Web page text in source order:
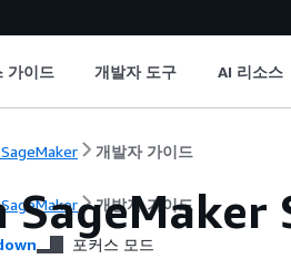
가이드 개발자 도구 AI 리소스
개발자 가이드
개발자 가이드
SageMaker
포커스 모드